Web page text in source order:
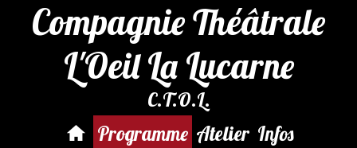
Compagnie Théâtrale
L'Oeil La Lucarne
C.T.O.L.
Programme Atelier Infos
reservation@compagnie-
loeil.fr